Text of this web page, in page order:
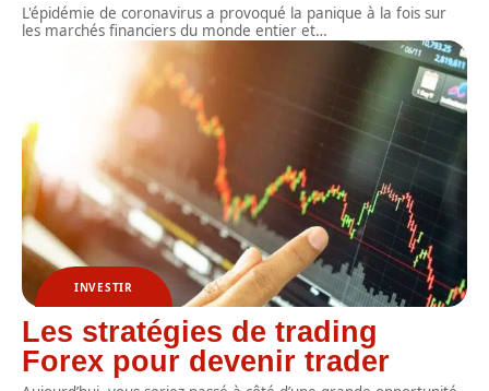
L'épidémie de coronavirus a provoqué la panique à la fois sur
les marchés financiers du monde entier et…
INVESTIR
Les stratégies de trading
Forex pour devenir trader